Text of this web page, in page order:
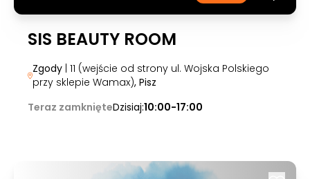
SIS BEAUTY ROOM
Zgody| 11 (wejście od strony ul. Wojska Polskiego
przy sklepie Wamax), Pisz
Teraz zamknięteDzisiaj:10:00-17:00